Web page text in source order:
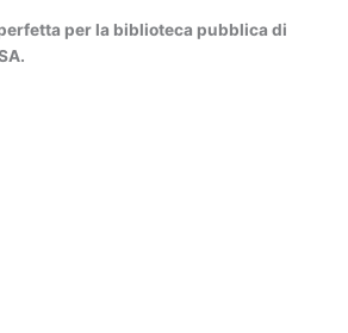
per la biblioteca pubblica di